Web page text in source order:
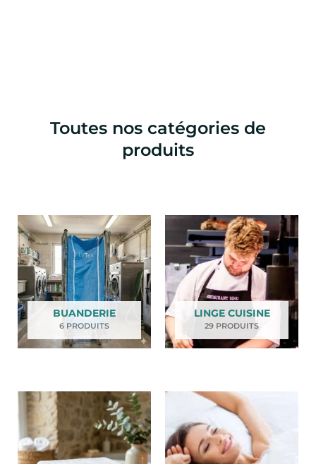
Toutes nos catégories de
produits
BUANDERIE
6 PRODUITS
LINGE CUISINE
29 PRODUITS